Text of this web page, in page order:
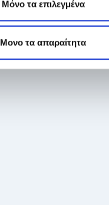
Μόνο τα επιλεγμένα
Μονο τα απαραίτητα